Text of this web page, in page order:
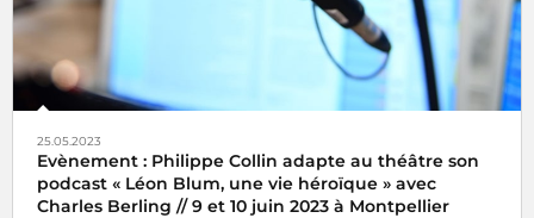
25.05.2023
Evènement : Philippe Collin adapte au théâtre son
podcast « Léon Blum, une vie héroïque » avec
Charles Berling // 9 et 10 juin 2023 à Montpellier